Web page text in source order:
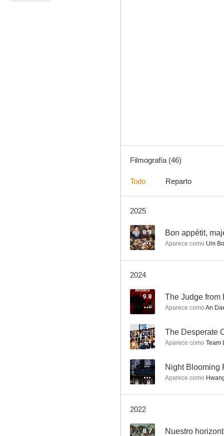
Bon appétit, majestad
8.5
Happy Ending Romance
7.7
Filmografía (46)
Todo Reparto
2025
8.8 Bon appétit,
Aparece como Um
2024
9.8 The Judge from
Aparece como An
-- The Desperate
Aparece como Team
-- Night Blooming
Aparece como
2022
8.7 Nuestro